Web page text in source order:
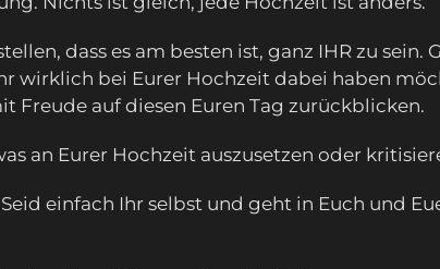
dass es am besten ist, ganz IHR zu sein.
wirklich bei Eurer Hochzeit dabei haben
Freude auf diesen Euren Tag zurückblicken.
an Eurer Hochzeit auszusetzen oder
einfach Ihr selbst und geht in Euch und